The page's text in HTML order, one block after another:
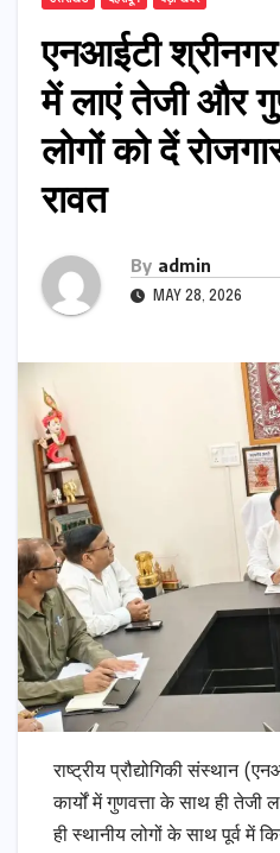
एनआईटी श्रीनगर
में लाएं तेजी और
लोगों को दें
रावत
By admin
MAY 28, 2026
राष्ट्रीय प्रौद्योगिकी संस्थान
कार्यों में गुणवत्ता के साथ ही तेजी
ही स्थानीय लोगों के साथ पूर्व में